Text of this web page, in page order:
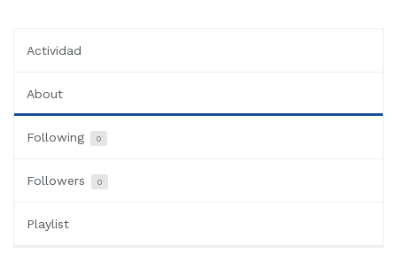
Actividad
About
Following 0
Followers 0
Playlist